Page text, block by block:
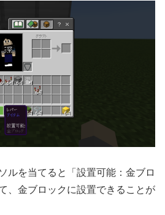
ルを当てると「設置可能：金ブロ
、金ブロックに設置できることが